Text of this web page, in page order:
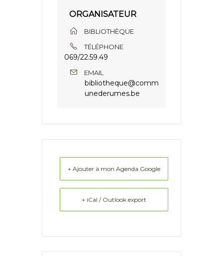
ORGANISATEUR
BIBLIOTHÈQUE
TÉLÉPHONE
069/22.59.49
EMAIL
bibliotheque@comm
unederumes.be
+ Ajouter à mon Agenda Google
+ iCal / Outlook export